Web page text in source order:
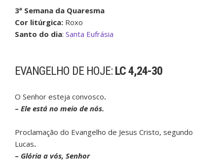
3ª Semana da Quaresma
Cor litúrgica: Roxo
Santo do dia: Santa Eufrásia
EVANGELHO DE HOJE: LC 4,24-30
O Senhor esteja convosco.
– Ele está no meio de nós.
Proclamação do Evangelho de Jesus Cristo, segundo
Lucas.
– Glória a vós, Senhor